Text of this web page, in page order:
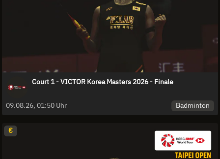
Court 1 - VICTOR Korea Masters 2026 - Finale
09.08.26, 01:50 Uhr Badminton
€